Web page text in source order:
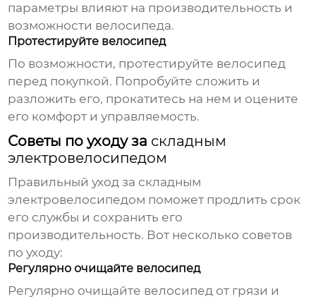
параметры влияют на производительность и
возможности велосипеда.
Протестируйте велосипед
По возможности, протестируйте велосипед
перед покупкой. Попробуйте сложить и
разложить его, прокатитесь на нем и оцените
его комфорт и управляемость.
Советы по уходу за складным
электровелосипедом
Правильный уход за складным
электровелосипедом поможет продлить срок
его службы и сохранить его
производительность. Вот несколько советов
по уходу:
Регулярно очищайте велосипед
Регулярно очищайте велосипед от грязи и